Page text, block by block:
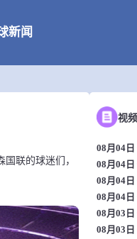
新闻
联的球迷们，
视
08月04日
08月04日
08月04
08月04
08月03日
08月03